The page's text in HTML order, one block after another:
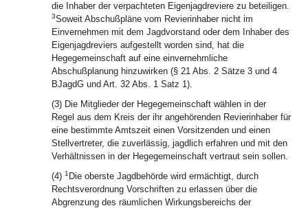
die Inhaber der verpachteten Eigenjagdreviere zu beteiligen.
3Soweit Abschußpläne vom Revierinhaber nicht im
Einvernehmen mit dem Jagdvorstand oder dem Inhaber des
Eigenjagdreviers aufgestellt worden sind, hat die
Hegegemeinschaft auf eine einvernehmliche
Abschußplanung hinzuwirken (§ 21 Abs. 2 Sätze 3 und 4
BJagdG und Art. 32 Abs. 1 Satz 1).
(3) Die Mitglieder der Hegegemeinschaft wählen in der
Regel aus dem Kreis der ihr angehörenden Revierinhaber für
eine bestimmte Amtszeit einen Vorsitzenden und einen
Stellvertreter, die zuverlässig, jagdlich erfahren und mit den
Verhältnissen in der Hegegemeinschaft vertraut sein sollen.
(4) 1 Die oberste Jagdbehörde wird ermächtigt, durch
Rechtsverordnung Vorschriften zu erlassen über die
Abgrenzung des räumlichen Wirkungsbereichs der